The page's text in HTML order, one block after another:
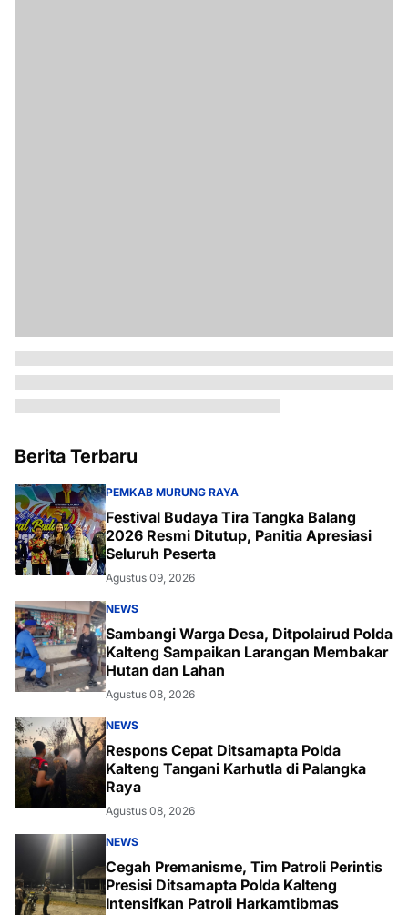
Berita Terbaru
PEMKAB MURUNG RAYA
Festival Budaya Tira Tangka Balang
2026 Resmi Ditutup, Panitia Apresiasi
Seluruh Peserta
Agustus 09, 2026
NEWS
Sambangi Warga Desa, Ditpolairud Polda
Kalteng Sampaikan Larangan Membakar
Hutan dan Lahan
Agustus 08, 2026
NEWS
Respons Cepat Ditsamapta Polda
Kalteng Tangani Karhutla di Palangka
Raya
Agustus 08, 2026
NEWS
Cegah Premanisme, Tim Patroli Perintis
Presisi Ditsamapta Polda Kalteng
Intensifkan Patroli Harkamtibmas